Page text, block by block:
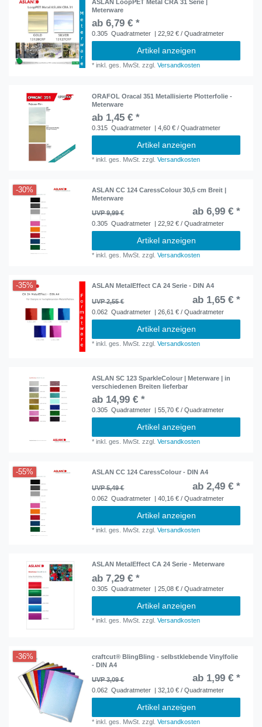
ASLAN LoopPET Metal CRA 31 Serie |
Meterware
ab 6,79 € *
0.305 Quadratmeter | 22,92 € / Quadratmeter
Artikel anzeigen
*inkl. ges. MwSt. zzgl.Versandkosten
ORAFOL Oracal 351 Metallisierte Plotterfolie -
Meterware
ab 1,45 € *
0.315 Quadratmeter | 4,60 € / Quadratmeter
Artikel anzeigen
*inkl. ges. MwSt. zzgl.Versandkosten
-30%
ASLAN CC 124 CaressColour 30,5 cm Breit |
Meterware
UVP 9,99 € ab 6,99 € *
0.305 Quadratmeter | 22,92 € / Quadratmeter
Artikel anzeigen
*inkl. ges. MwSt. zzgl.Versandkosten
-35% ASLAN MetalEffect CA 24 Serie - DIN A4
UVP 2,55 € ab 1,65 € *
0.062 Quadratmeter | 26,61 € / Quadratmeter
Artikel anzeigen
*inkl. ges. MwSt. zzgl.Versandkosten
ASLAN SC 123 SparkleColour | Meterware | in
verschiedenen Breiten lieferbar
ab 14,99 € *
0.305 Quadratmeter | 55,70 € / Quadratmeter
Artikel anzeigen
*inkl. ges. MwSt. zzgl.Versandkosten
-55% ASLAN CC 124 CaressColour - DIN A4
UVP 5,49 € ab 2,49 € *
0.062 Quadratmeter | 40,16 € / Quadratmeter
Artikel anzeigen
*inkl. ges. MwSt. zzgl.Versandkosten
ASLAN MetalEffect CA 24 Serie - Meterware
ab 7,29 € *
0.305 Quadratmeter | 25,08 € / Quadratmeter
Artikel anzeigen
*inkl. ges. MwSt. zzgl.Versandkosten
-36%
craftcut® BlingBling - selbstklebende Vinylfolie
- DIN A4
UVP 3,09 € ab 1,99 € *
0.062 Quadratmeter | 32,10 € / Quadratmeter
Artikel anzeigen
*inkl. ges. MwSt. zzgl.Versandkosten